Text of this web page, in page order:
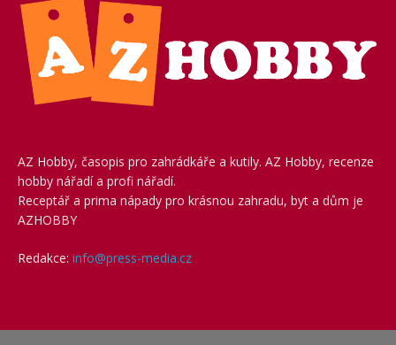
AZ Hobby, časopis pro zahrádkáře a kutily. AZ Hobby, recenze
hobby nářadí a profi nářadí.
Receptář a prima nápady pro krásnou zahradu, byt a dům je
AZHOBBY
Redakce: info@press-media.cz